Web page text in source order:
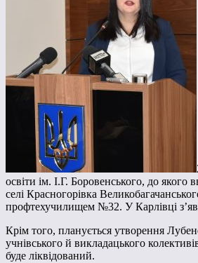
освіти ім. І.Г. Боровенського, до
селі Красногорівка
профтехучилищем №32. У Карлівці
Крім того, планується утворення
учнівського й викладацького
буде ліквідований.